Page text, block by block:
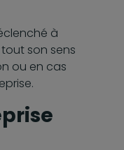
à
son sens
ou en cas